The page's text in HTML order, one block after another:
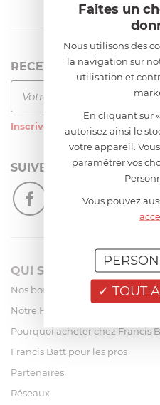
RECEVEZ LA
Inscrivez-vous à notre
SUIVEZ-NOUS
QUI SOMMES-NOUS?
Nos boutiques
Notre Histoire
Pourquoi acheter chez Francis
Francis Batt pour les pros
Partenaires
Réseaux
Faites un
Nous utilisons des
la navigation sur
utilisation et
En cliquant sur
autorisez ainsi le
votre appareil.
paramétrer vos
Vous pouvez
TOUT